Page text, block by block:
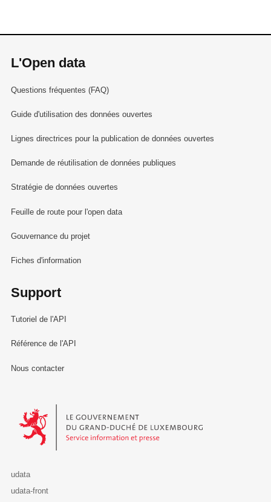
L'Open data
Questions fréquentes (FAQ)
Guide d'utilisation des données ouvertes
Lignes directrices pour la publication de données ouvertes
Demande de réutilisation de données publiques
Stratégie de données ouvertes
Feuille de route pour l'open data
Gouvernance du projet
Fiches d'information
Support
Tutoriel de l'API
Référence de l'API
Nous contacter
Le Gouvernement du Grand-Duché de Luxembourg - Service
udata
udata-front